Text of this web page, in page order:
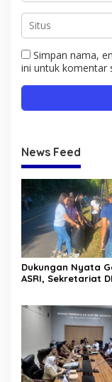
Simpan nama,
ini untuk komentar
News Feed
Dukungan Nyata
ASRI, Sekretariat